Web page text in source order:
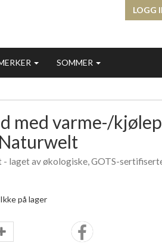
LOGG
SOMMER
med varme-/
laget av økologiske, GOTS-
Ikke på lager